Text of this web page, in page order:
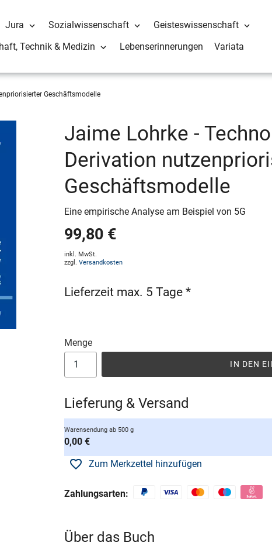
Jura Sozialwissenschaft
Geisteswissenschaft
Technik & Medizin
Lebenserinnerungen Variata
Geschäftsmodelle
Jaime Lohrke -
Derivation
Geschäftsmodelle
Eine empirische Analyse am Beispiel von 5G
99,80 €
inkl. MwSt.
zzgl. Versandkosten
Lieferzeit max. 5 Tage *
Menge
IN DEN
Lieferung & Versand
Warensendung ab 500 g
0,00 €
Zum Merkzettel hinzufügen
Zahlungsarten:
Über das Buch